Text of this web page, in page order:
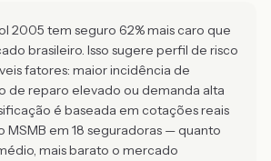
2005 tem seguro 62% mais caro que
brasileiro. Isso sugere perfil de risco
fatores: maior incidência de
de reparo elevado ou demanda alta
é baseada em cotações reais
MSMB em 18 seguradoras — quanto
mais barato o mercado